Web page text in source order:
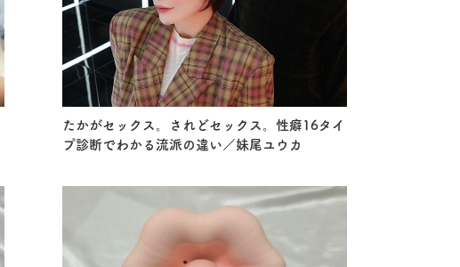
たかがセックス。されどセックス。性癖16タイ
プ診断でわかる流派の違い／妹尾ユウカ